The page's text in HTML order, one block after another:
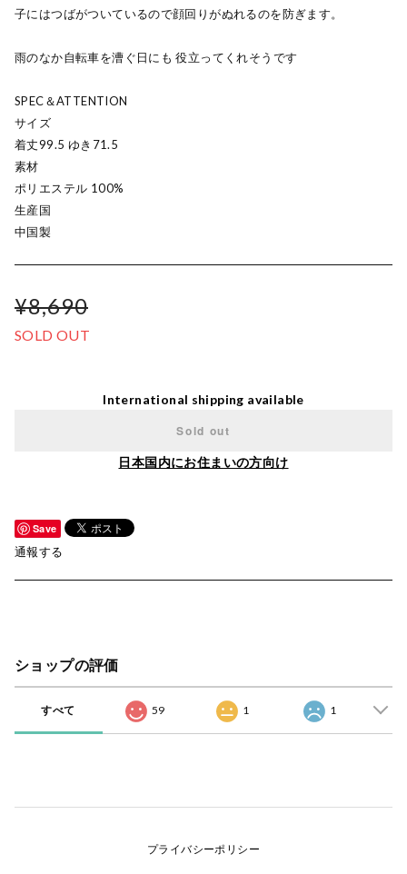
子にはつばがついているので顔回りがぬれるのを防ぎます。
雨のなか自転車を漕ぐ日にも 役立ってくれそうです
SPEC＆ATTENTION
サイズ
着丈99.5 ゆき71.5
素材
ポリエステル 100%
生産国
中国製
¥8,690
SOLD OUT
International shipping available
Sold out
日本国内にお住まいの方向け
Save
通報する
ショップの評価
すべて 59 1 1
プライバシーポリシー